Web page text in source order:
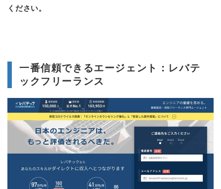
ください。
一番信頼できるエージェント：レバテ
ックフリーランス